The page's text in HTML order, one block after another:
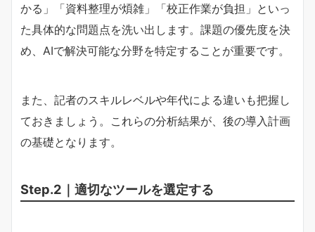
かる」「資料整理が煩雑」「校正作業が負担」といっ
た具体的な問題点を洗い出します。課題の優先度を決
め、AIで解決可能な分野を特定することが重要です。
また、記者のスキルレベルや年代による違いも把握し
ておきましょう。これらの分析結果が、後の導入計画
の基礎となります。
Step.2｜適切なツールを選定する